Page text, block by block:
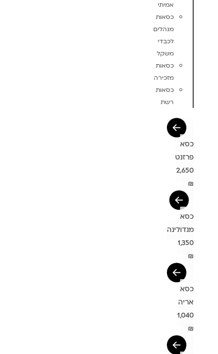
אמיתי
כסאות
מנהלים
לכבדי
משקל
כסאות
מזכירה
כסאות
רשת
כסא
פרזנט
2,650
₪
כסא
מנדולינה
1,350
₪
כסא
אריה
1,040
₪